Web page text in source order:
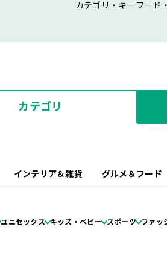
カテゴリ・キーワード
カテゴリ
インテリア＆雑貨 グルメ＆フード
ユニセックス キッズ・ベビー スポーツ ファッ